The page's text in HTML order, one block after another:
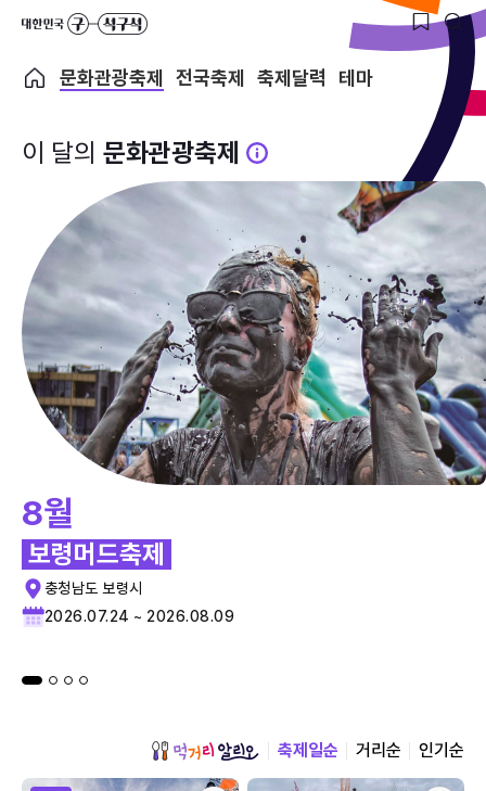
문화관광축제 전국축제 축제달력 테마
이 달의 문화관광축제
8월
보령머드축제
충청남도 보령시
2026.07.24 ~ 2026.08.09
축제일순 거리순 인기순